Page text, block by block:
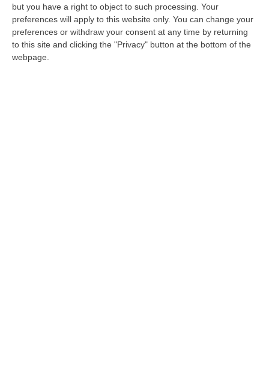
but you have a right to object to such processing. Your
preferences will apply to this website only. You can change your
preferences or withdraw your consent at any time by returning
to this site and clicking the "Privacy" button at the bottom of the
webpage.